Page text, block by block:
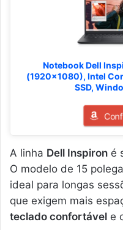
Notebook Dell
(1920x1080), Intel
SSD,
A linha Dell Inspiron é
O modelo de 15
ideal para longas
que exigem mais
teclado confortável e